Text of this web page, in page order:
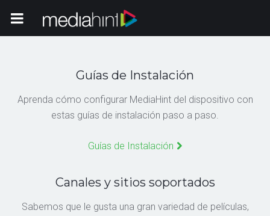
Toggle Navigation
Guías de Instalación
Aprenda cómo configurar MediaHint del dispositivo con
estas guías de instalación paso a paso.
Guías de Instalación
Canales y sitios soportados
Sabemos que le gusta una gran variedad de películas,